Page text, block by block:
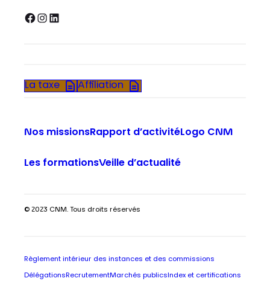
Facebook InstagramLinkedIn
La taxe Affiliation
Nos missionsRapport d’activitéLogo CNM
Les formationsVeille d’actualité
© 2023 CNM. Tous droits réservés
Règlement intérieur des instances et des commissions
Délégations RecrutementMarchés publics Index et certifications